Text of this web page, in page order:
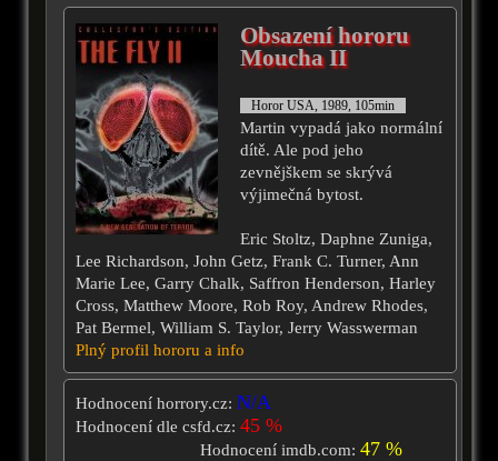
Obsazení hororu
Moucha II
Horor USA, 1989, 105min
Martin vypadá jako normální
dítě. Ale pod jeho
zevnějškem se skrývá
výjimečná bytost.
Eric Stoltz, Daphne Zuniga,
Lee Richardson, John Getz, Frank C. Turner, Ann
Marie Lee, Garry Chalk, Saffron Henderson, Harley
Cross, Matthew Moore, Rob Roy, Andrew Rhodes,
Pat Bermel, William S. Taylor, Jerry Wasswerman
Plný profil hororu a info
Hodnocení horrory.cz: N/A
Hodnocení dle csfd.cz: 45 %
Hodnocení imdb.com:47 %